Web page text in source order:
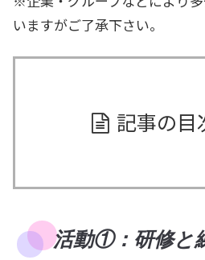
いますがご了承下さい。
記事の目
活動①：研修と